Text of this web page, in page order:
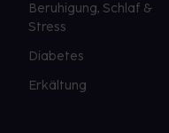
Beruhigung, Schlaf &
Stress
Diabetes
Erkältung